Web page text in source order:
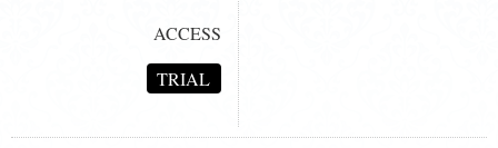
ACCESS
TRIAL